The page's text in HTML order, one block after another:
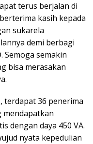
terus berjalan di
kasih kepada
sukarela
demi berbagi
Semoga semakin
bisa merasakan
terdapat 36 penerima
mendapatkan
dengan daya 450 VA.
nyata kepedulian